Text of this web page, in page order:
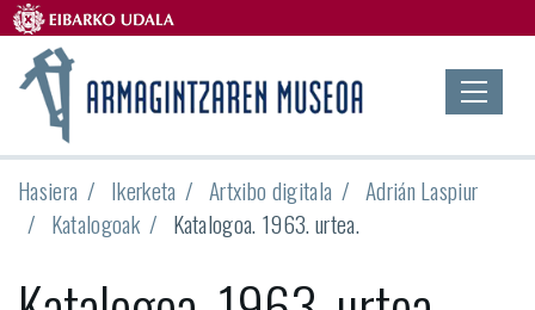
Hasiera Ikerketa Artxibo digitala
Adrián Laspiur
Katalogoak
Katalogoa. 1963. urtea.